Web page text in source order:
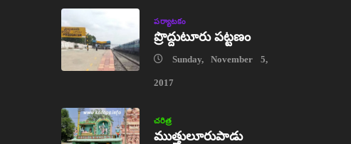
పర్యాటకం
ప్రొద్దుటూరు పట్టణం
Sunday, November 5,
2017
చరిత్ర
ముత్తులూరుపాడు